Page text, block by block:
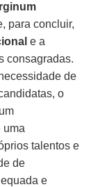
para concluir,
e a
consagradas.
de
o
uma
talentos e
de
e